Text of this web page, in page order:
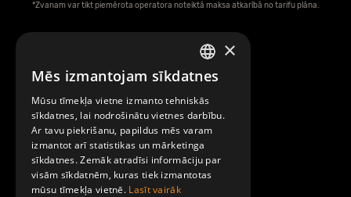
*Zvanam var tikt piemērota operatora noteiktā maksa atkarībā no tarifu plāna.
Par Mobilly
Noteikumi un līgumi
Kontakti
LATVIAN
ENGLISH
×
Mēs izmantojam sīkdatnes
Mūsu tīmekļa vietne izmanto tehniskās
sīkdatnes, lai nodrošinātu vietnes darbību.
Ar tavu piekrišanu, papildus mēs varam
izmantot arī statistikas un mārketinga
sīkdatnes. Zemāk atradīsi informāciju par
visām sīkdatnēm, kuras tiek izmantotas
mūsu tīmekļa vietnē. Lasīt vairāk